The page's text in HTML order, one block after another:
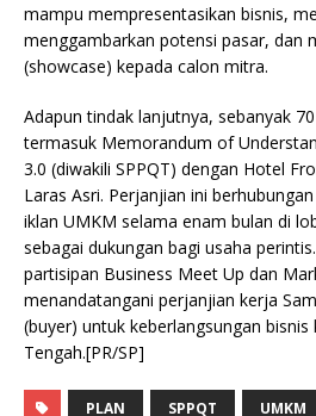
mampu mempresentasikan bisnis,
menggambarkan potensi pasar, dan
(showcase) kepada calon mitra.
Adapun tindak lanjutnya, sebanyak
termasuk Memorandum of
3.0 (diwakili SPPQT) dengan Hotel
Laras Asri. Perjanjian ini
iklan UMKM selama enam bulan di
sebagai dukungan bagi usaha
partisipan Business Meet Up dan
menandatangani perjanjian kerja
(buyer) untuk keberlangsungan bisnis
Tengah.[PR/SP]
PLAN SPPQT UMKM